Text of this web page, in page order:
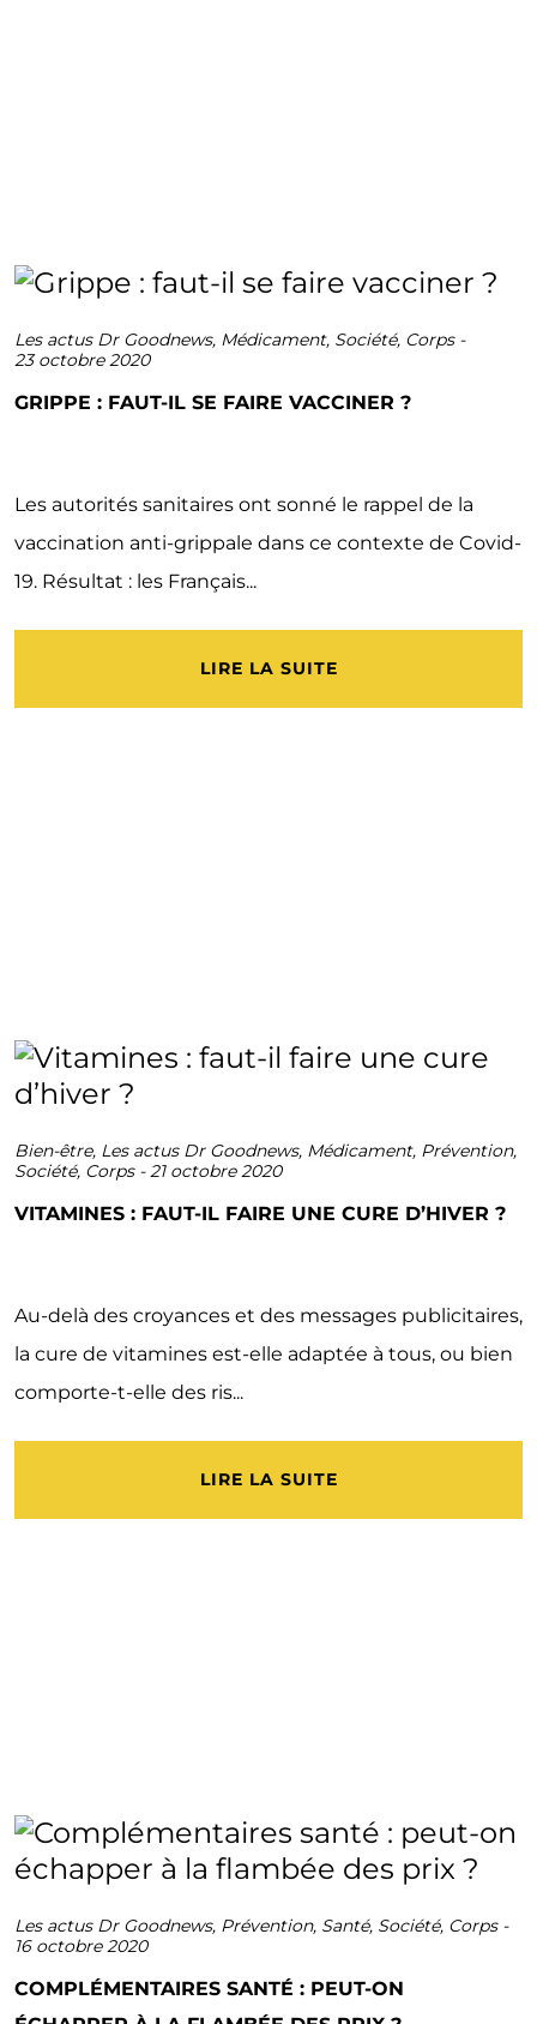
Les actus Dr Goodnews, Médicament, Société, Corps-
23 octobre 2020
GRIPPE : FAUT-IL SE FAIRE VACCINER ?
Les autorités sanitaires ont sonné le rappel de la
vaccination anti-grippale dans ce contexte de Covid-
19. Résultat : les Français...
LIRE LA SUITE
Bien-être, Les actus Dr Goodnews, Médicament, Prévention,
Société, Corps-21 octobre 2020
VITAMINES : FAUT-IL FAIRE UNE CURE D’HIVER ?
Au-delà des croyances et des messages publicitaires,
la cure de vitamines est-elle adaptée à tous, ou bien
comporte-t-elle des ris...
LIRE LA SUITE
Les actus Dr Goodnews, Prévention, Santé, Société, Corps-
16 octobre 2020
COMPLÉMENTAIRES SANTÉ : PEUT-ON